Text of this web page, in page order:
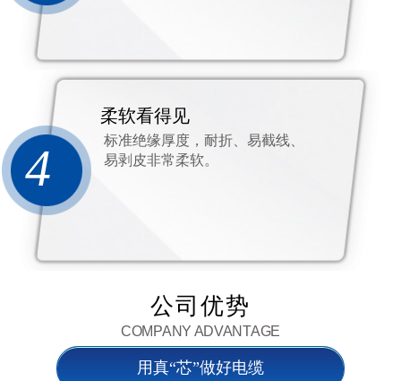
4
柔软看得见
标准绝缘厚度，耐折、易截线、
易剥皮非常柔软。
公司优势
COMPANY ADVANTAGE
用真“芯”做好电缆